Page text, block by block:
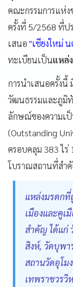
คณะกรรมการแห่
ครั้งที่ 5/2568 ที่ป
เสนอ "เชียงใหม่
ทะเบียนเป็นแหล่
การนำเสนอครั้ง
วัฒนธรรมและภูมิ
ลักษณ์ของความเ
(Outstanding
ครอบคลุม 383 ไร่
โบราณสถานที่สำ
แหล่งมรดก
เมืองและคูเ
สำคัญ ได้แก่
สิงห์, วัดบุพา
สถานวัดอุโ
เทพราชวรวิ